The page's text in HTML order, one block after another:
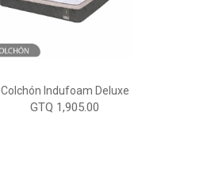
Colchón Indufoam Deluxe
GTQ 1,905.00